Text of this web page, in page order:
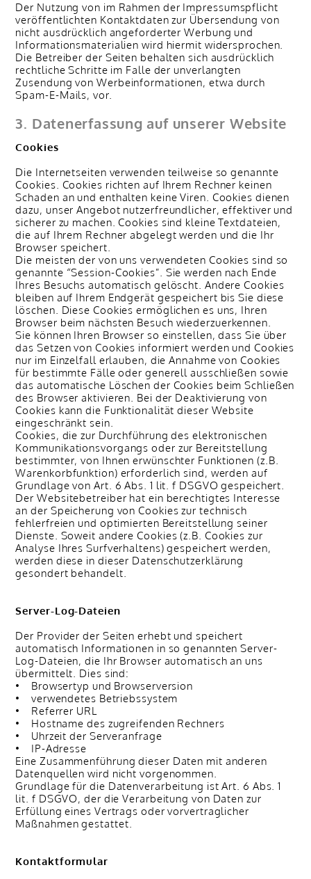
Der Nutzung von im Rahmen der Impressumspflicht
veröffentlichten Kontaktdaten zur Übersendung von
nicht ausdrücklich angeforderter Werbung und
Informationsmaterialien wird hiermit widersprochen.
Die Betreiber der Seiten behalten sich ausdrücklich
rechtliche Schritte im Falle der unverlangten
Zusendung von Werbeinformationen, etwa durch
Spam-E-Mails, vor.
3. Datenerfassung auf unserer Website
Cookies
Die Internetseiten verwenden teilweise so genannte
Cookies. Cookies richten auf Ihrem Rechner keinen
Schaden an und enthalten keine Viren. Cookies dienen
dazu, unser Angebot nutzerfreundlicher, effektiver und
sicherer zu machen. Cookies sind kleine Textdateien,
die auf Ihrem Rechner abgelegt werden und die Ihr
Browser speichert.
Die meisten der von uns verwendeten Cookies sind so
genannte “Session-Cookies”. Sie werden nach Ende
Ihres Besuchs automatisch gelöscht. Andere Cookies
bleiben auf Ihrem Endgerät gespeichert bis Sie diese
löschen. Diese Cookies ermöglichen es uns, Ihren
Browser beim nächsten Besuch wiederzuerkennen.
Sie können Ihren Browser so einstellen, dass Sie über
das Setzen von Cookies informiert werden und Cookies
nur im Einzelfall erlauben, die Annahme von Cookies
für bestimmte Fälle oder generell ausschließen sowie
das automatische Löschen der Cookies beim Schließen
des Browser aktivieren. Bei der Deaktivierung von
Cookies kann die Funktionalität dieser Website
eingeschränkt sein.
Cookies, die zur Durchführung des elektronischen
Kommunikationsvorgangs oder zur Bereitstellung
bestimmter, von Ihnen erwünschter Funktionen (z.B.
Warenkorbfunktion) erforderlich sind, werden auf
Grundlage von Art. 6 Abs. 1 lit. f DSGVO gespeichert.
Der Websitebetreiber hat ein berechtigtes Interesse
an der Speicherung von Cookies zur technisch
fehlerfreien und optimierten Bereitstellung seiner
Dienste. Soweit andere Cookies (z.B. Cookies zur
Analyse Ihres Surfverhaltens) gespeichert werden,
werden diese in dieser Datenschutzerklärung
gesondert behandelt.
Server-Log-Dateien
Der Provider der Seiten erhebt und speichert
automatisch Informationen in so genannten Server-
Log-Dateien, die Ihr Browser automatisch an uns
übermittelt. Dies sind:
• Browsertyp und Browserversion
• verwendetes Betriebssystem
• Referrer URL
• Hostname des zugreifenden Rechners
• Uhrzeit der Serveranfrage
• IP-Adresse
Eine Zusammenführung dieser Daten mit anderen
Datenquellen wird nicht vorgenommen.
Grundlage für die Datenverarbeitung ist Art. 6 Abs. 1
lit. f DSGVO, der die Verarbeitung von Daten zur
Erfüllung eines Vertrags oder vorvertraglicher
Maßnahmen gestattet.
Kontaktformular